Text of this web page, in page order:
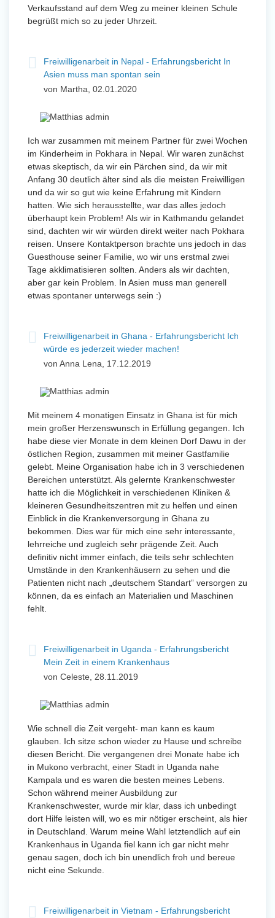
Verkaufsstand auf dem Weg zu meiner kleinen Schule
begrüßt mich so zu jeder Uhrzeit.
Freiwilligenarbeit in Nepal - Erfahrungsbericht In
Asien muss man spontan sein
von Martha, 02.01.2020
Ich war zusammen mit meinem Partner für zwei Wochen
im Kinderheim in Pokhara in Nepal. Wir waren zunächst
etwas skeptisch, da wir ein Pärchen sind, da wir mit
Anfang 30 deutlich älter sind als die meisten Freiwilligen
und da wir so gut wie keine Erfahrung mit Kindern
hatten. Wie sich herausstellte, war das alles jedoch
überhaupt kein Problem! Als wir in Kathmandu gelandet
sind, dachten wir wir würden direkt weiter nach Pokhara
reisen. Unsere Kontaktperson brachte uns jedoch in das
Guesthouse seiner Familie, wo wir uns erstmal zwei
Tage akklimatisieren sollten. Anders als wir dachten,
aber gar kein Problem. In Asien muss man generell
etwas spontaner unterwegs sein :)
Freiwilligenarbeit in Ghana - Erfahrungsbericht Ich
würde es jederzeit wieder machen!
von Anna Lena, 17.12.2019
Mit meinem 4 monatigen Einsatz in Ghana ist für mich
mein großer Herzenswunsch in Erfüllung gegangen. Ich
habe diese vier Monate in dem kleinen Dorf Dawu in der
östlichen Region, zusammen mit meiner Gastfamilie
gelebt. Meine Organisation habe ich in 3 verschiedenen
Bereichen unterstützt. Als gelernte Krankenschwester
hatte ich die Möglichkeit in verschiedenen Kliniken &
kleineren Gesundheitszentren mit zu helfen und einen
Einblick in die Krankenversorgung in Ghana zu
bekommen. Dies war für mich eine sehr interessante,
lehrreiche und zugleich sehr prägende Zeit. Auch
definitiv nicht immer einfach, die teils sehr schlechten
Umstände in den Krankenhäusern zu sehen und die
Patienten nicht nach „deutschem Standart” versorgen zu
können, da es einfach an Materialien und Maschinen
fehlt.
Freiwilligenarbeit in Uganda - Erfahrungsbericht
Mein Zeit in einem Krankenhaus
von Celeste, 28.11.2019
Wie schnell die Zeit vergeht- man kann es kaum
glauben. Ich sitze schon wieder zu Hause und schreibe
diesen Bericht. Die vergangenen drei Monate habe ich
in Mukono verbracht, einer Stadt in Uganda nahe
Kampala und es waren die besten meines Lebens.
Schon während meiner Ausbildung zur
Krankenschwester, wurde mir klar, dass ich unbedingt
dort Hilfe leisten will, wo es mir nötiger erscheint, als hier
in Deutschland. Warum meine Wahl letztendlich auf ein
Krankenhaus in Uganda fiel kann ich gar nicht mehr
genau sagen, doch ich bin unendlich froh und bereue
nicht eine Sekunde.
Freiwilligenarbeit in Vietnam - Erfahrungsbericht